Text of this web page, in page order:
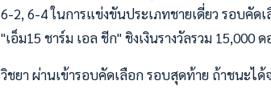
6-2, 6-4 ในการแข่งขันประเภทชายเดี่ยว รอบคัด
"เอ็ม15 ชาร์ม เอล ชีก" ชิงเงินรางวัลรวม
วิชยา ผ่านเข้ารอบคัดเลือก รอบสุดท้าย ถ้าชนะไ